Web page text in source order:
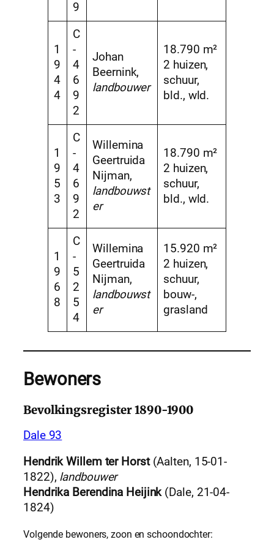
9
1
9
4
4
C
-
4
6
9
2
Johan
Beernink,
landbouwer
18.790 m²
2 huizen,
schuur,
bld., wld.
1
9
5
3
C
-
4
6
9
2
Willemina
Geertruida
Nijman,
landbouwst
er
18.790 m²
2 huizen,
schuur,
bld., wld.
1
9
6
8
C
-
5
2
5
4
Willemina
Geertruida
Nijman,
landbouwst
er
15.920 m²
2 huizen,
schuur,
bouw-,
grasland
Bewoners
Bevolkingsregister 1890-1900
Dale 93
Hendrik Willem ter Horst(Aalten, 15-01-
1822), landbouwer
Hendrika Berendina Heijink(Dale, 21-04-
1824)
Volgende bewoners, zoon en schoondochter: